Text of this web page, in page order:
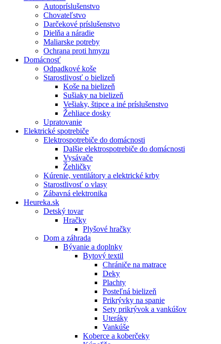
Autopríslušenstvo
Chovateľstvo
Darčekové príslušenstvo
Dielňa a náradie
Maliarske potreby
Ochrana proti hmyzu
Domácnosť
Odpadkové koše
Starostlivosť o bielizeň
Koše na bielizeň
Sušiaky na bielizeň
Vešiaky, štipce a iné príslušenstvo
Žehliace dosky
Upratovanie
Elektrické spotrebiče
Elektrospotrebiče do domácnosti
Dalšie elektrospotrebiče do domácnosti
Vysávače
Žehličky
Kúrenie, ventilátory a elektrické krby
Starostlivosť o vlasy
Zábavná elektronika
Heureka.sk
Detský tovar
Hračky
Plyšové hračky
Dom a záhrada
Bývanie a doplnky
Bytový textil
Chrániče na matrace
Deky
Plachty
Posteľná bielizeň
Prikrývky na spanie
Sety prikrývok a vankúšov
Uteráky
Vankúše
Koberce a koberčeky